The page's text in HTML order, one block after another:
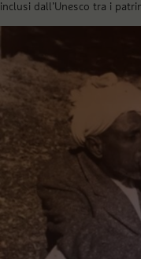
inclusi dall’Unesco tra i